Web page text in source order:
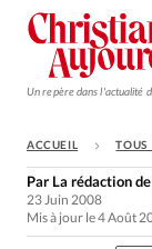
Un repère dans l'actualité
Monde
ACCUEIL
Par La rédaction
23 Juin 2008
Mis à jour le 4 Août